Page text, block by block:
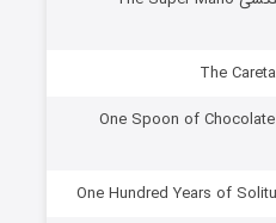
دانلود فیلم یک قاشق شکلات One Spoon of Chocolate